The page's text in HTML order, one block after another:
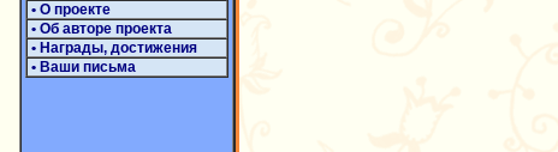
• О проекте
• Об авторе проекта
• Награды, достижения
• Ваши письма